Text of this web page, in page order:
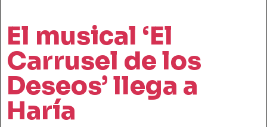
El musical ‘El
Carrusel de los
Deseos’ llega a
Haría